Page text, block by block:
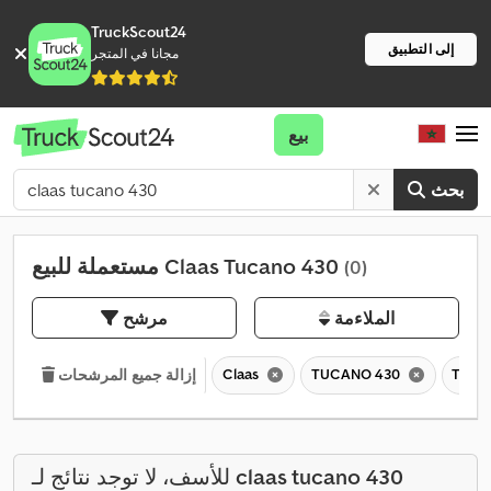
TruckScout24
مجانا في المتجر إلى التطبيق
بحث
بيع
مستعملة للبيع Claas Tucano 430 (0)
مرشح الملاءمة
إزالة جميع المرشحات Claas TUCANO 430
claas tucano 430